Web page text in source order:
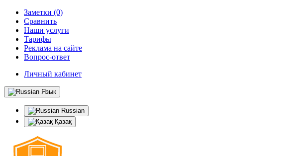
Заметки (0)
Сравнить
Наши услуги
Тарифы
Реклама на сайте
Вопрос-ответ
Личный кабинет
Язык
Russian
Қазақ